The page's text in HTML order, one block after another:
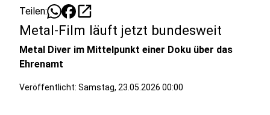
Teilen: open_in_new
Metal-Film läuft jetzt bundesweit
Metal Diver im Mittelpunkt einer Doku über das
Ehrenamt
Veröffentlicht: Samstag, 23.05.2026 00:00